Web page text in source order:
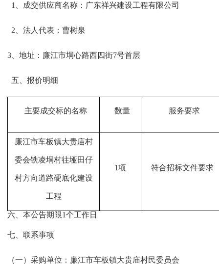
1 、成交供应商名称：广东祥兴建设工程有限公司
2、法人 代表：曹树泉
3、地址 ： 廉江市垌心路西四街7号首层
五 、报价明细
主要成交标的名称 数量 服务要求
廉江市车板镇大贵庙村
委会铁凌垌村往垭田仔
村方向道路硬底化建设
工程
1项 符合招标文件要求
六 、本公告期限1个工作日
七 、联系事项
（一）采购单位： 廉江市车板镇大贵庙村民委员会